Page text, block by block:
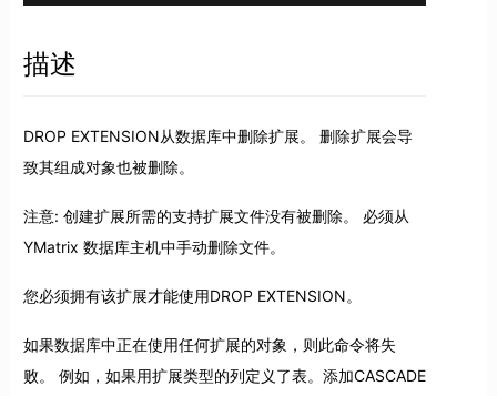
描述
DROP EXTENSION从数据库中删除扩展。 删除扩展会导
致其组成对象也被删除。
注意: 创建扩展所需的支持扩展文件没有被删除。 必须从
YMatrix 数据库主机中手动删除文件。
您必须拥有该扩展才能使用DROP EXTENSION。
如果数据库中正在使用任何扩展的对象，则此命令将失
败。 例如，如果用扩展类型的列定义了表。添加CASCADE